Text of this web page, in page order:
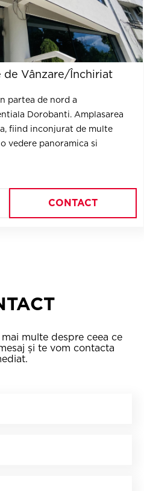
de Vânzare/Închiriat
partea de nord a
Dorobanti. Amplasarea
fiind inconjurat de multe
vedere panoramica si
CONTACT
multe despre ceea ce
și te vom contacta